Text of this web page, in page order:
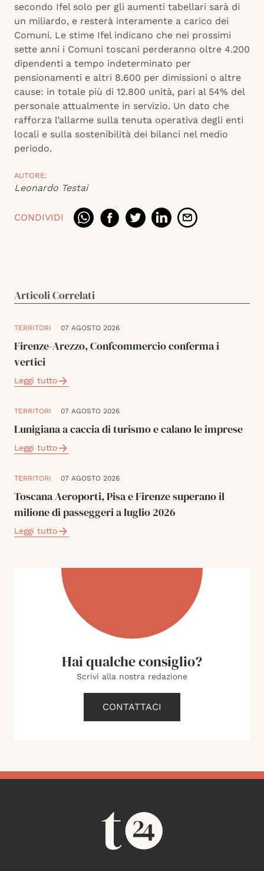
secondo Ifel solo per gli aumenti tabellari sarà di
un miliardo, e resterà interamente a carico dei
Comuni. Le stime Ifel indicano che nei prossimi
sette anni i Comuni toscani perderanno oltre 4.200
dipendenti a tempo indeterminato per
pensionamenti e altri 8.600 per dimissioni o altre
cause: in totale più di 12.800 unità, pari al 54% del
personale attualmente in servizio. Un dato che
rafforza l’allarme sulla tenuta operativa degli enti
locali e sulla sostenibilità dei bilanci nel medio
periodo.
AUTORE:
Leonardo Testai
CONDIVIDI
Articoli Correlati
TERRITORI 07 AGOSTO 2026
Firenze-Arezzo, Confcommercio conferma i
vertici
Leggi tutto
TERRITORI 07 AGOSTO 2026
Lunigiana a caccia di turismo e calano le imprese
Leggi tutto
TERRITORI 07 AGOSTO 2026
Toscana Aeroporti, Pisa e Firenze superano il
milione di passeggeri a luglio 2026
Leggi tutto
Hai qualche consiglio?
Scrivi alla nostra redazione
CONTATTACI